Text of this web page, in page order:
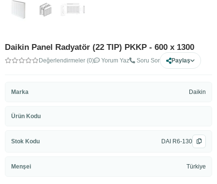
Daikin Panel Radyatör (22 TIP) PKKP - 600 x 1300
Değerlendirmeler (0) Yorum Yaz Soru Sor Paylaş
Marka Daikin
Ürün Kodu
Stok Kodu DAI R6-130
Menşei Türkiye